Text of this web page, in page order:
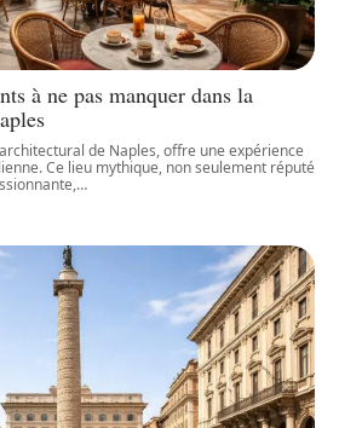
à ne pas manquer dans la
de Naples, offre une expérience
Ce lieu mythique, non seulement réputé
…